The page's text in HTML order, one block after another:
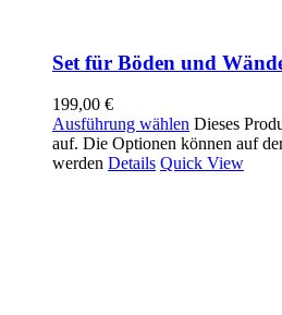
Set für Böden und
199,00 €
Ausführung wählen Dieses
auf. Die Optionen können auf
werden Details Quick View